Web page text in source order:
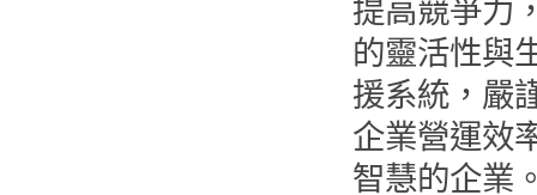
提高競爭力
的靈活性與
援系統，嚴
企業營運效
智慧的企業